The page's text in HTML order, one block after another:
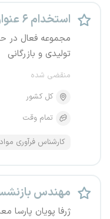
استخدام ۶ عنوان شغلی
مجموعه فعال در
تولیدی و بازرگانی
منقضی شده
کل کشور
تمام وقت
کارشناس فرآوری
مهندس
ژرفا پویان پارسا